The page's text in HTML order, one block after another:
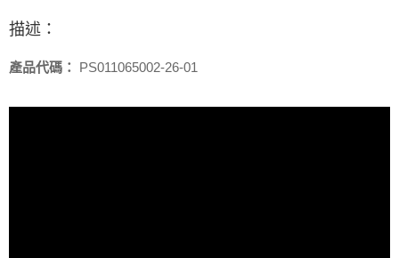
描述：
產品代碼： PS011065002-26-01